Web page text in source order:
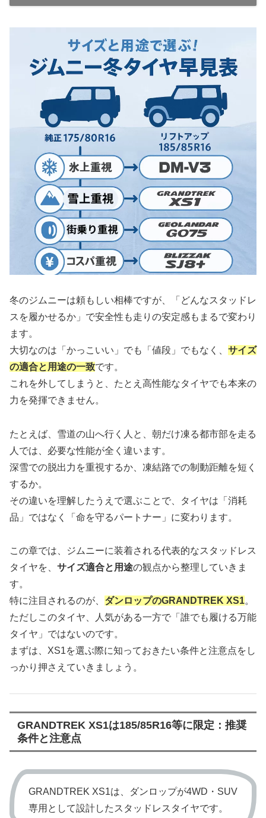
冬のジムニーは頼もしい相棒ですが、「どんなスタッドレ
スを履かせるか」で安全性も走りの安定感もまるで変わり
ます。
大切なのは「かっこいい」でも「値段」でもなく、 サイズ
の適合と用途の一致です。
これを外してしまうと、たとえ高性能なタイヤでも本来の
力を発揮できません。
たとえば、雪道の山へ行く人と、朝だけ凍る都市部を走る
人では、必要な性能が全く違います。
深雪での脱出力を重視するか、凍結路での制動距離を短く
するか。
その違いを理解したうえで選ぶことで、タイヤは「消耗
品」ではなく「命を守るパートナー」に変わります。
この章では、ジムニーに装着される代表的なスタッドレス
タイヤを、 サイズ適合と用途の観点から整理していきま
す。
特に注目されるのが、 ダンロップのGRANDTREK XS1。
ただしこのタイヤ、人気がある一方で「誰でも履ける万能
タイヤ」ではないのです。
まずは、XS1を選ぶ際に知っておきたい条件と注意点をし
っかり押さえていきましょう。
GRANDTREK XS1は185/85R16等に限定：推奨
条件と注意点
GRANDTREK XS1は、ダンロップが4WD・SUV
専用として設計したスタッドレスタイヤです。